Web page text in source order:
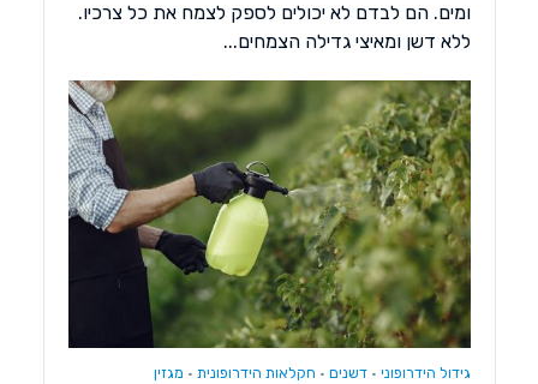
ומים. הם לבדם לא יכולים לספק לצמח את כל צרכיו.
ללא דשן ומאיצי גדילה הצמחים...
גידול הידרופוני • דשנים • חקלאות הידרופונית • מגזין